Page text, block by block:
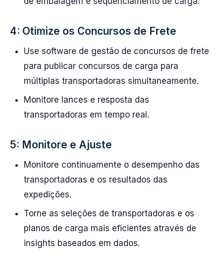
4: Otimize os Concursos de Frete
Use software de gestão de concursos de frete
para publicar concursos de carga para
múltiplas transportadoras simultaneamente.
Monitore lances e resposta das
transportadoras em tempo real.
5: Monitore e Ajuste
Monitore continuamente o desempenho das
transportadoras e os resultados das
expedições.
Torne as seleções de transportadoras e os
planos de carga mais eficientes através de
insights baseados em dados.